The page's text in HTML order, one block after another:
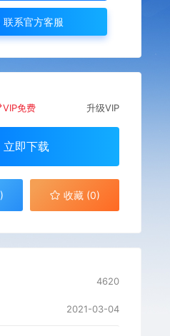
联系官方客服
VIP免费 升级VIP
立即下载
) 收藏 (0)
4620
2021-03-04